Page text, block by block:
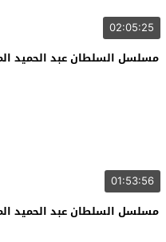
02:05:25
مسلسل السلطان عبد الحميد
01:53:56
مسلسل السلطان عبد الحميد